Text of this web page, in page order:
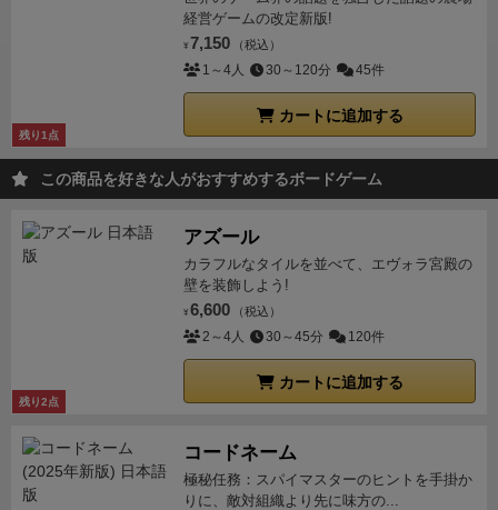
残り1点
経営ゲームの改定新版!
¥ 7,150 （税込）
1～4人 30～120分 45件
カートに追加する
この商品を好きな人がおすすめするボードゲーム
残り2点
アズール
カラフルなタイルを並べて、エヴォラ宮殿の
壁を装飾しよう!
¥ 6,600 （税込）
2～4人 30～45分 120件
カートに追加する
コードネーム
極秘任務：スパイマスターのヒントを手掛か
りに、敵対組織より先に味方の...